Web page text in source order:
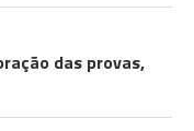
das provas,